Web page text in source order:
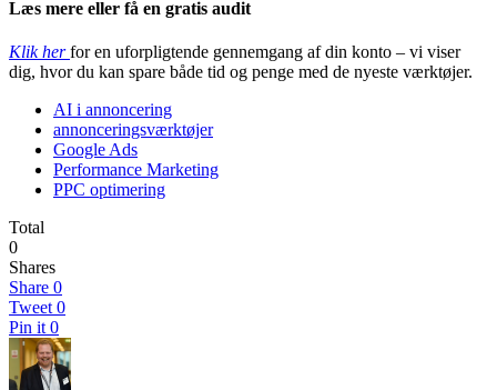
Læs mere eller få en gratis audit
Klik her for en uforpligtende gennemgang af din konto – vi viser
dig, hvor du kan spare både tid og penge med de nyeste værktøjer.
AI i annoncering
annonceringsværktøjer
Google Ads
Performance Marketing
PPC optimering
Total
0
Shares
Share 0
Tweet 0
Pin it 0